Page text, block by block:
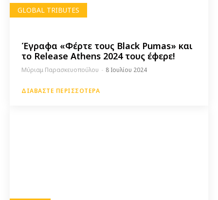
GLOBAL TRIBUTES
Έγραφα «Φέρτε τους Black Pumas» και
το Release Αthens 2024 τους έφερε!
Μύριαμ Παρασκευοπούλου - 8 Ιουλίου 2024
ΔΙΑΒΆΣΤΕ ΠΕΡΙΣΣΌΤΕΡΑ